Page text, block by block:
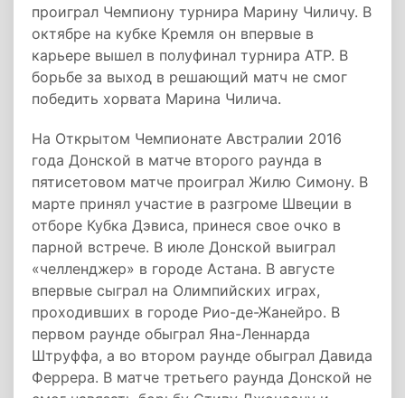
проиграл Чемпиону турнира Марину Чиличу. В
октябре на кубке Кремля он впервые в
карьере вышел в полуфинал турнира АТР. В
борьбе за выход в решающий матч не смог
победить хорвата Марина Чилича.
На Открытом Чемпионате Австралии 2016
года Донской в матче второго раунда в
пятисетовом матче проиграл Жилю Симону. В
марте принял участие в разгроме Швеции в
отборе Кубка Дэвиса, принеся свое очко в
парной встрече. В июле Донской выиграл
«челленджер» в городе Астана. В августе
впервые сыграл на Олимпийских играх,
проходивших в городе Рио-де-Жанейро. В
первом раунде обыграл Яна-Леннарда
Штруффа, а во втором раунде обыграл Давида
Феррера. В матче третьего раунда Донской не